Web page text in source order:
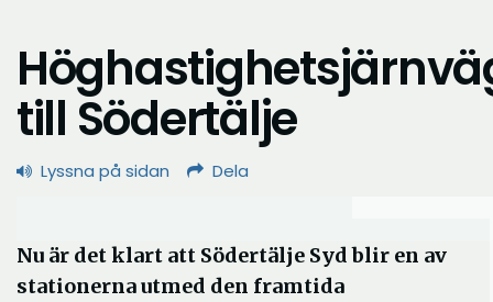
till Södertälje
Lyssna på sidan Dela
Nu är det klart att Södertälje Syd blir en av
stationerna utmed den framtida